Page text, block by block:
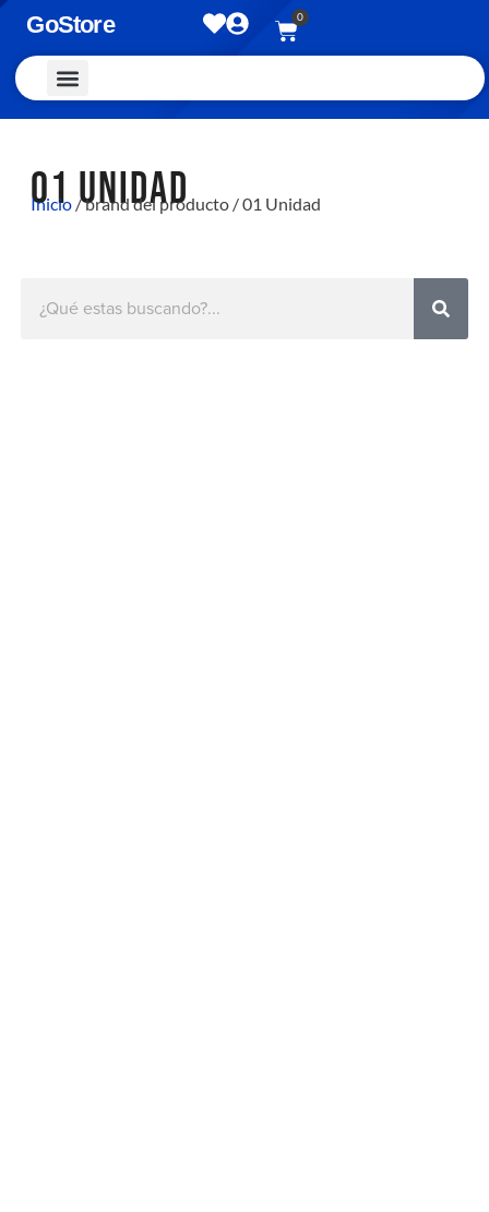
GoStore 0
01 UNIDAD
Inicio/ brand del producto / 01 Unidad